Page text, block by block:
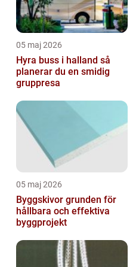
05 maj 2026
Hyra buss i halland så
planerar du en smidig
gruppresa
05 maj 2026
Byggskivor grunden för
hållbara och effektiva
byggprojekt